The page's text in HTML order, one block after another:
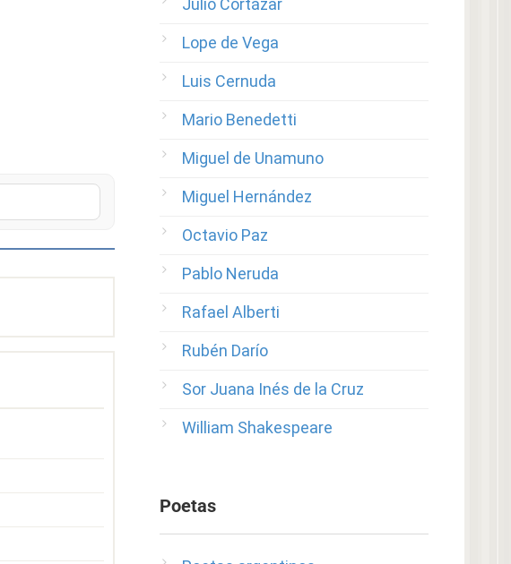
Julio Cortázar
Lope de Vega
Luis Cernuda
Mario Benedetti
Miguel de Unamuno
Miguel Hernández
Octavio Paz
Pablo Neruda
Rafael Alberti
Rubén Darío
Sor Juana Inés de la Cruz
William Shakespeare
Poetas